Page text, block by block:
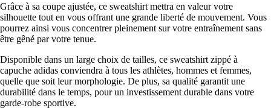
Grâce à sa coupe ajustée, ce sweatshirt mettra en valeur votre
silhouette tout en vous offrant une grande liberté de mouvement. Vous
pourrez ainsi vous concentrer pleinement sur votre entraînement sans
être gêné par votre tenue.
Disponible dans un large choix de tailles, ce sweatshirt zippé à
capuche adidas conviendra à tous les athlètes, hommes et femmes,
quelle que soit leur morphologie. De plus, sa qualité garantit une
durabilité dans le temps, pour un investissement durable dans votre
garde-robe sportive.